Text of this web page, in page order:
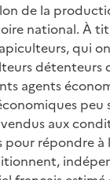
de la
national. À
qui
agents
peu
aux
pour répondre